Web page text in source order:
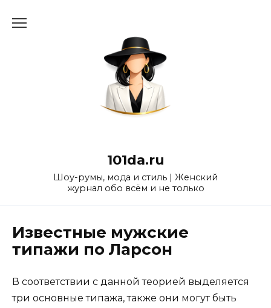
101da.ru
Шоу-румы, мода и стиль | Женский
журнал обо всём и не только
Известные мужские
типажи по Ларсон
В соответствии с данной теорией выделяется
три основные типажа, также они могут быть